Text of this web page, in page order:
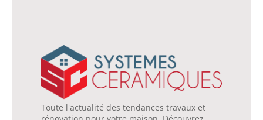
Toute l'actualité des tendances travaux et